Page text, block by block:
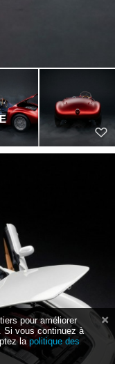
pour améliorer
Si vous continuez à
lapolitique des